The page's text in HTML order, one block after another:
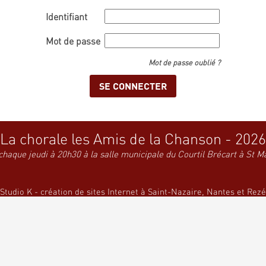
Identifiant
Mot de passe
Mot de passe oublié ?
La chorale les Amis de la Chanson - 2026
jeudi à 20h30 à la salle municipale du Courtil Brécart à St
Studio K - création de sites Internet à Saint-Nazaire, Nantes et Rezé